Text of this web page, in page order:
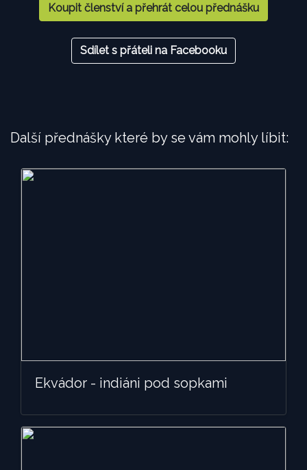
Koupit členství a přehrát celou přednášku
Sdílet s přáteli na Facebooku
Další přednášky které by se vám mohly líbit:
Ekvádor - indiáni pod sopkami